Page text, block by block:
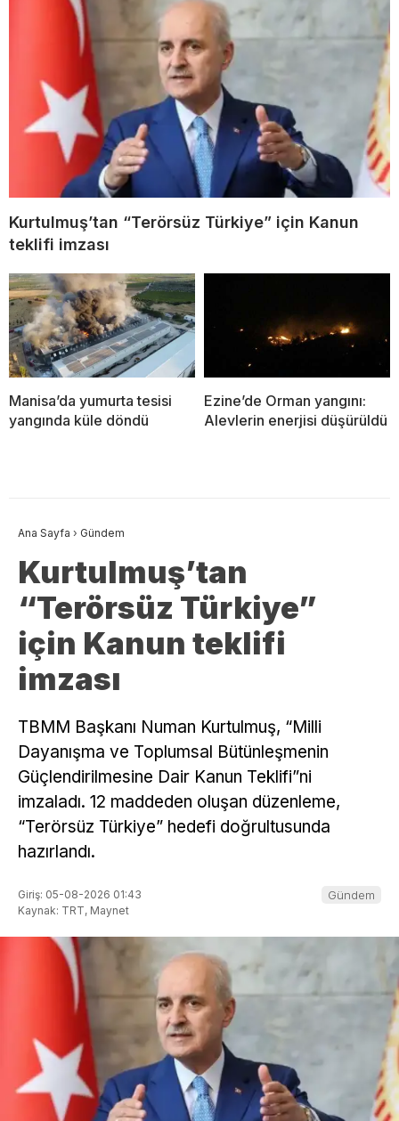
Kurtulmuş’tan “Terörsüz Türkiye” için Kanun
teklifi imzası
Manisa’da yumurta tesisi
yangında küle döndü
Ezine’de Orman yangını:
Alevlerin enerjisi düşürüldü
Ana Sayfa › Gündem
Kurtulmuş’tan
“Terörsüz Türkiye”
için Kanun teklifi
imzası
TBMM Başkanı Numan Kurtulmuş, “Milli
Dayanışma ve Toplumsal Bütünleşmenin
Güçlendirilmesine Dair Kanun Teklifi”ni
imzaladı. 12 maddeden oluşan düzenleme,
“Terörsüz Türkiye” hedefi doğrultusunda
hazırlandı.
Giriş: 05-08-2026 01:43
Kaynak: TRT, Maynet
Gündem